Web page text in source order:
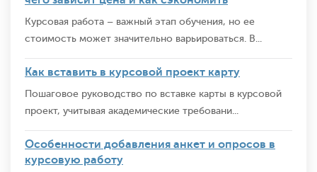
Курсовая работа – важный этап обучения, но ее
стоимость может значительно варьироваться. В...
Как вставить в курсовой проект карту
Пошаговое руководство по вставке карты в курсовой
проект, учитывая академические требовани...
Особенности добавления анкет и опросов в
курсовую работу